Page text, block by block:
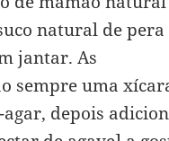
natural de pera
jantar. As
sempre uma
depois